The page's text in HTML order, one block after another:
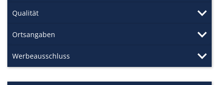
Qualität
Ortsangaben
Werbeausschluss